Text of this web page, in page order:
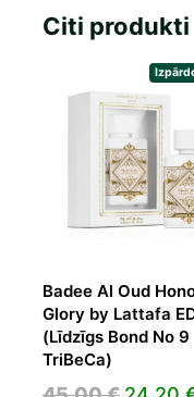
Citi produkti
Badee Al Oud
Glory by Lattafa
(Līdzīgs Bond No 9
TriBeCa)